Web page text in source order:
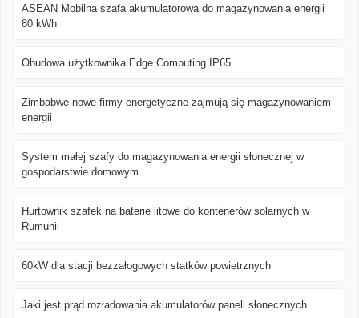
ASEAN Mobilna szafa akumulatorowa do magazynowania energii
80 kWh
Obudowa użytkownika Edge Computing IP65
Zimbabwe nowe firmy energetyczne zajmują się magazynowaniem
energii
System małej szafy do magazynowania energii słonecznej w
gospodarstwie domowym
Hurtownik szafek na baterie litowe do kontenerów solarnych w
Rumunii
60kW dla stacji bezzałogowych statków powietrznych
Jaki jest prąd rozładowania akumulatorów paneli słonecznych